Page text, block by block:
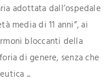
adottata dall’ospedale
media di 11 anni”, ai
bloccanti della
di genere, senza che
...